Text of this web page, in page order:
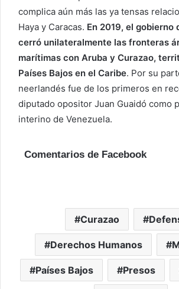
complica aún más las ya tensas
Haya y Caracas. En 2019, el gobierno
cerró unilateralmente las fronteras
marítimas con Aruba y Curazao,
Países Bajos en el Caribe. Por su
neerlandés fue de los primeros en
diputado opositor Juan Guaidó como
interino de Venezuela.
Comentarios de Facebook
Curazao
Derechos Humanos
Países Bajos Presos